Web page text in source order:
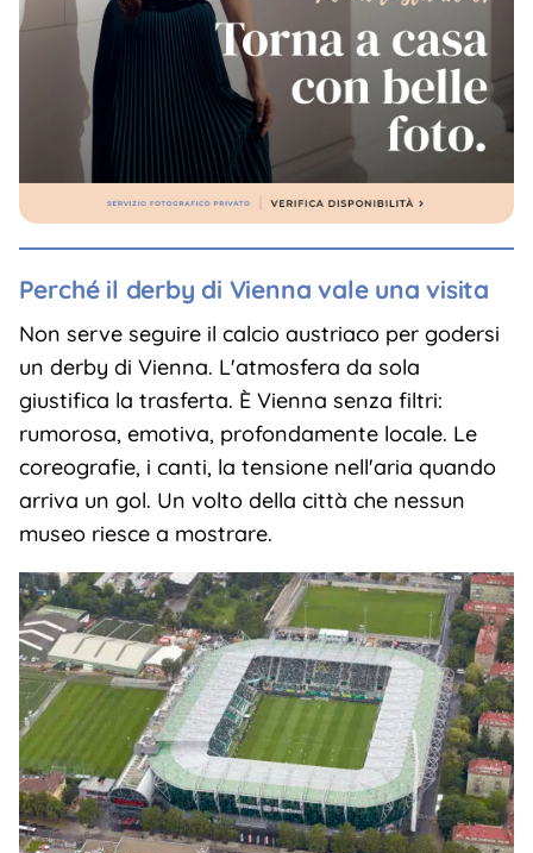
Perché il derby di Vienna vale una visita
Non serve seguire il calcio austriaco per godersi
un derby di Vienna. L'atmosfera da sola
giustifica la trasferta. È Vienna senza filtri:
rumorosa, emotiva, profondamente locale. Le
coreografie, i canti, la tensione nell'aria quando
arriva un gol. Un volto della città che nessun
museo riesce a mostrare.